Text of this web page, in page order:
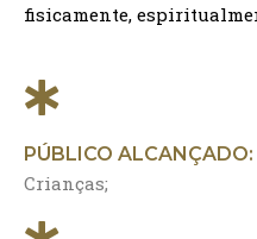
fisicamente,
PÚBLICO ALCANÇADO:
Crianças;